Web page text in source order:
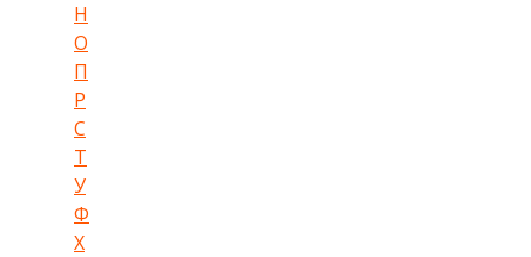
Н
О
П
Р
С
Т
У
Ф
Х